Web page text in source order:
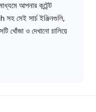
আপনার কন্টেন্ট
সেই সার্চ ইঞ্জিনগুলি,
খোঁজা ও দেখানো চালিয়ে